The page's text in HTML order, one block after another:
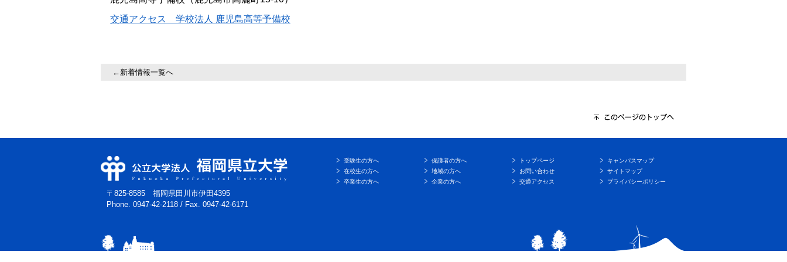
交通アクセス 学校法人 鹿児島高等予備校
←新着情報一覧へ
〒825-8585 福岡県田川市伊田4395
Phone. 0947-42-2118 / Fax. 0947-42-6171
受験生の方へ
在校生の方へ
卒業生の方へ
保護者の方へ
地域の方へ
企業の方へ
トップページ
お問い合わせ
交通アクセス
キャンパスマップ
サイトマップ
プライバシーポリシー